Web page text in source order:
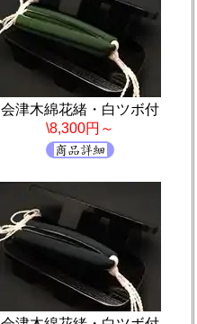
会津木綿花緒・白ツボ付
\8,300円～